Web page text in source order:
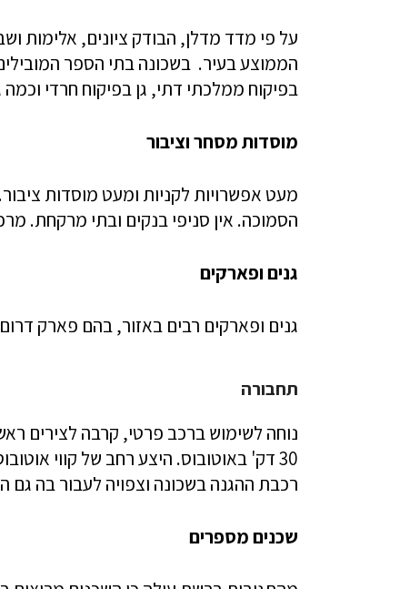
על פי מדד מדלן, הבודק ציונים, אלימות
הממוצע בעיר. בשכונה בתי הספר
בפיקוח ממלכתי דתי, גן בפיקוח חרדי
מוסדות מסחר וציבור
מעט אפשרויות לקניות ומעט מוסדות
הסמוכה. אין סניפי בנקים ובתי מרקחת.
גנים ופארקים
גנים ופארקים רבים באזור, בהם פארק
תחבורה
30 דק' באוטובוס. היצע רחב של קווי
רכבת ההגנה בשכונה וצפויה לעבור בה
שכנים מספרים